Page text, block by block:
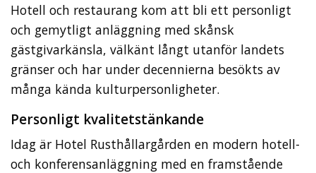
Hotell och restaurang kom att bli ett personligt
och gemytligt anläggning med skånsk
gästgivarkänsla, välkänt långt utanför landets
gränser och har under decennierna besökts av
många kända kulturpersonligheter.
Personligt kvalitetstänkande
Idag är Hotel Rusthållargården en modern hotell-
och konferensanläggning med en framstående